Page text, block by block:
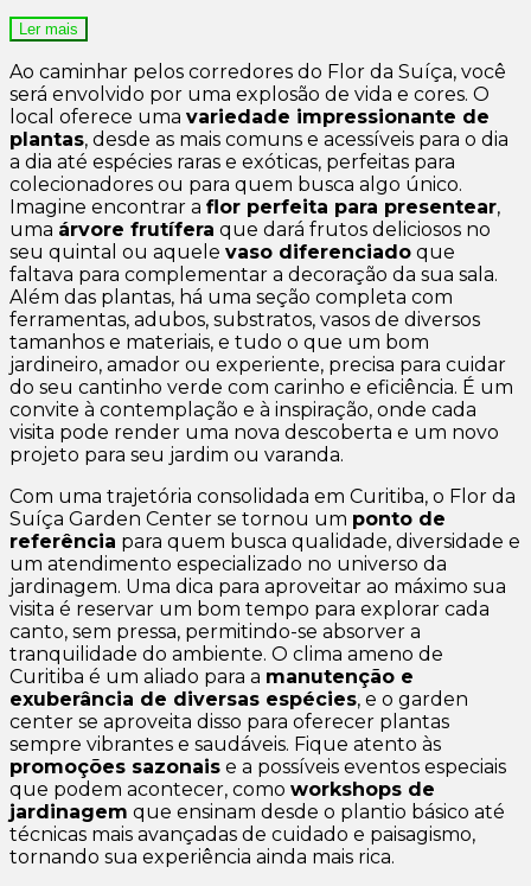
Ler mais
Ao caminhar pelos corredores do Flor da Suíça, você
será envolvido por uma explosão de vida e cores. O
local oferece uma variedade impressionante de
plantas, desde as mais comuns e acessíveis para o dia
a dia até espécies raras e exóticas, perfeitas para
colecionadores ou para quem busca algo único.
Imagine encontrar a flor perfeita para presentear,
uma árvore frutífera que dará frutos deliciosos no
seu quintal ou aquele vaso diferenciado que
faltava para complementar a decoração da sua sala.
Além das plantas, há uma seção completa com
ferramentas, adubos, substratos, vasos de diversos
tamanhos e materiais, e tudo o que um bom
jardineiro, amador ou experiente, precisa para cuidar
do seu cantinho verde com carinho e eficiência. É um
convite à contemplação e à inspiração, onde cada
visita pode render uma nova descoberta e um novo
projeto para seu jardim ou varanda.
Com uma trajetória consolidada em Curitiba, o Flor da
Suíça Garden Center se tornou um ponto de
referência para quem busca qualidade, diversidade e
um atendimento especializado no universo da
jardinagem. Uma dica para aproveitar ao máximo sua
visita é reservar um bom tempo para explorar cada
canto, sem pressa, permitindo-se absorver a
tranquilidade do ambiente. O clima ameno de
Curitiba é um aliado para a manutenção e
exuberância de diversas espécies, e o garden
center se aproveita disso para oferecer plantas
sempre vibrantes e saudáveis. Fique atento às
promoções sazonais e a possíveis eventos especiais
que podem acontecer, como workshops de
jardinagem que ensinam desde o plantio básico até
técnicas mais avançadas de cuidado e paisagismo,
tornando sua experiência ainda mais rica.